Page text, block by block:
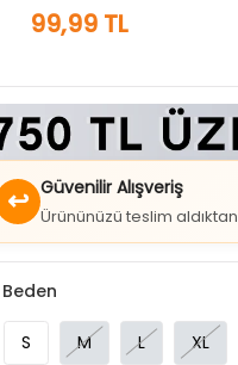
99,99 TL
↩ Güvenilir Alışveriş
Ürününüzü teslim
S